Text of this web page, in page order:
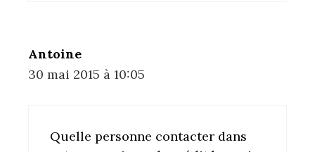
Antoine
30 mai 2015 à 10:05
Quelle personne contacter dans